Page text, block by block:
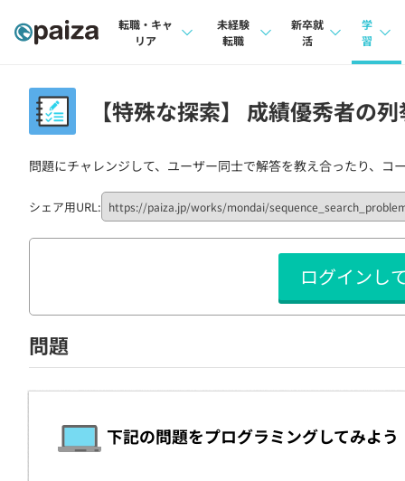
転職・キャ
リア
インタビュー
転職成功ガイド
転職エージェント
未経験
転職
インタビュー
転職成功ガイド
新卒就
活
本選考
新卒エージェント
イベント・セミナー
インタビュー
就活成功ガイド
学
習
問題集
4択
ナレ
リフ
プラン
個人
学校
契約
【特殊な探索】 成績優秀者の
問題にチャレンジして、ユーザー同士で解答を教え合ったり、コ
シェア用URL:
ログインし
問題
下記の問題をプログラミングしてみよう